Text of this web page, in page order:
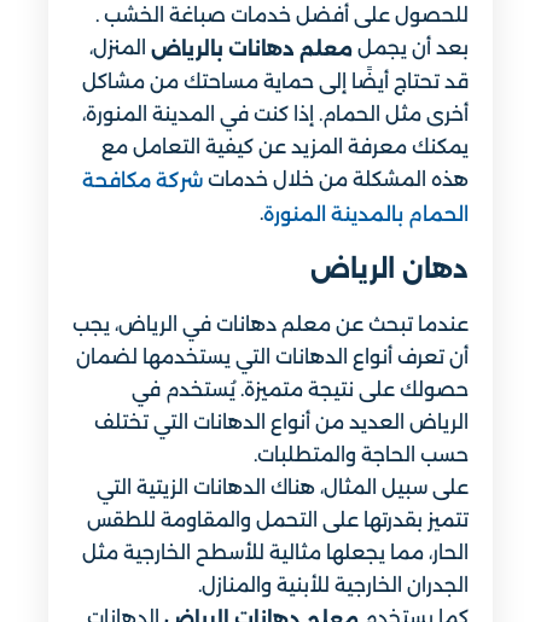
للحصول على أفضل خدمات صباغة الخشب .
بعد أن يجمل معلم دهانات بالرياض المنزل،
قد تحتاج أيضًا إلى حماية مساحتك من مشاكل
أخرى مثل الحمام. إذا كنت في المدينة المنورة،
يمكنك معرفة المزيد عن كيفية التعامل مع
هذه المشكلة من خلال خدمات شركة مكافحة
الحمام بالمدينة المنورة.
دهان الرياض
عندما تبحث عن معلم دهانات في الرياض، يجب
أن تعرف أنواع الدهانات التي يستخدمها لضمان
حصولك على نتيجة متميزة. يُستخدم في
الرياض العديد من أنواع الدهانات التي تختلف
حسب الحاجة والمتطلبات.
على سبيل المثال، هناك الدهانات الزيتية التي
تتميز بقدرتها على التحمل والمقاومة للطقس
الحار، مما يجعلها مثالية للأسطح الخارجية مثل
الجدران الخارجية للأبنية والمنازل.
كما يستخدم
الدهانات